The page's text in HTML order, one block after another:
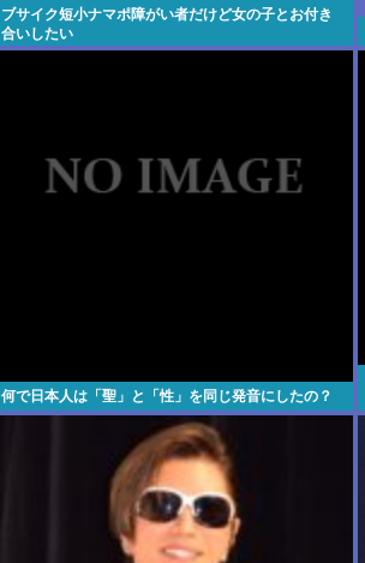
ブサイク短小ナマポ障がい者だけど女の子とお付き
合いしたい
何で日本人は「聖」と「性」を同じ発音にしたの？